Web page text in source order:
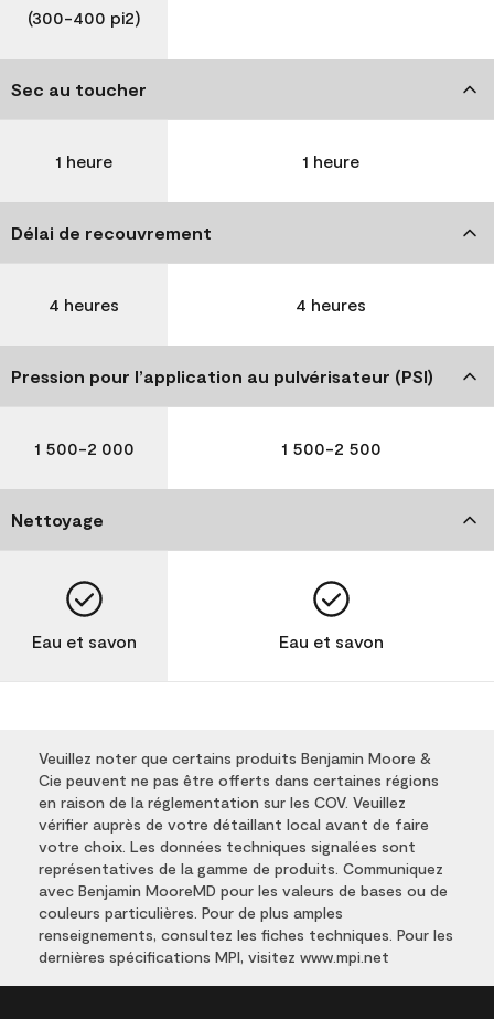
(300-400 pi2)
Sec au toucher
1 heure 1 heure
Délai de recouvrement
4 heures 4 heures
Pression pour l’application au pulvérisateur (PSI)
1 500-2 000 1 500-2 500
Nettoyage
Eau et savon Eau et savon
Veuillez noter que certains produits Benjamin Moore &
Cie peuvent ne pas être offerts dans certaines régions
en raison de la réglementation sur les COV. Veuillez
vérifier auprès de votre détaillant local avant de faire
votre choix. Les données techniques signalées sont
représentatives de la gamme de produits. Communiquez
avec Benjamin MooreMD pour les valeurs de bases ou de
couleurs particulières. Pour de plus amples
renseignements, consultez les fiches techniques. Pour les
dernières spécifications MPI, visitez www.mpi.net